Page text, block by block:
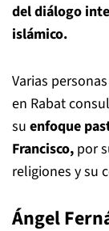
del diálogo
islámico.
Varias
en Rabat
su enfoque
Francisco, por
religiones y su
Ángel